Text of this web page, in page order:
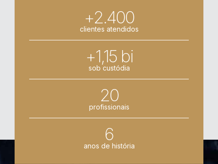
+2.400
clientes atendidos
+1,15 bi
sob custódia
20
profissionais
6
anos de história